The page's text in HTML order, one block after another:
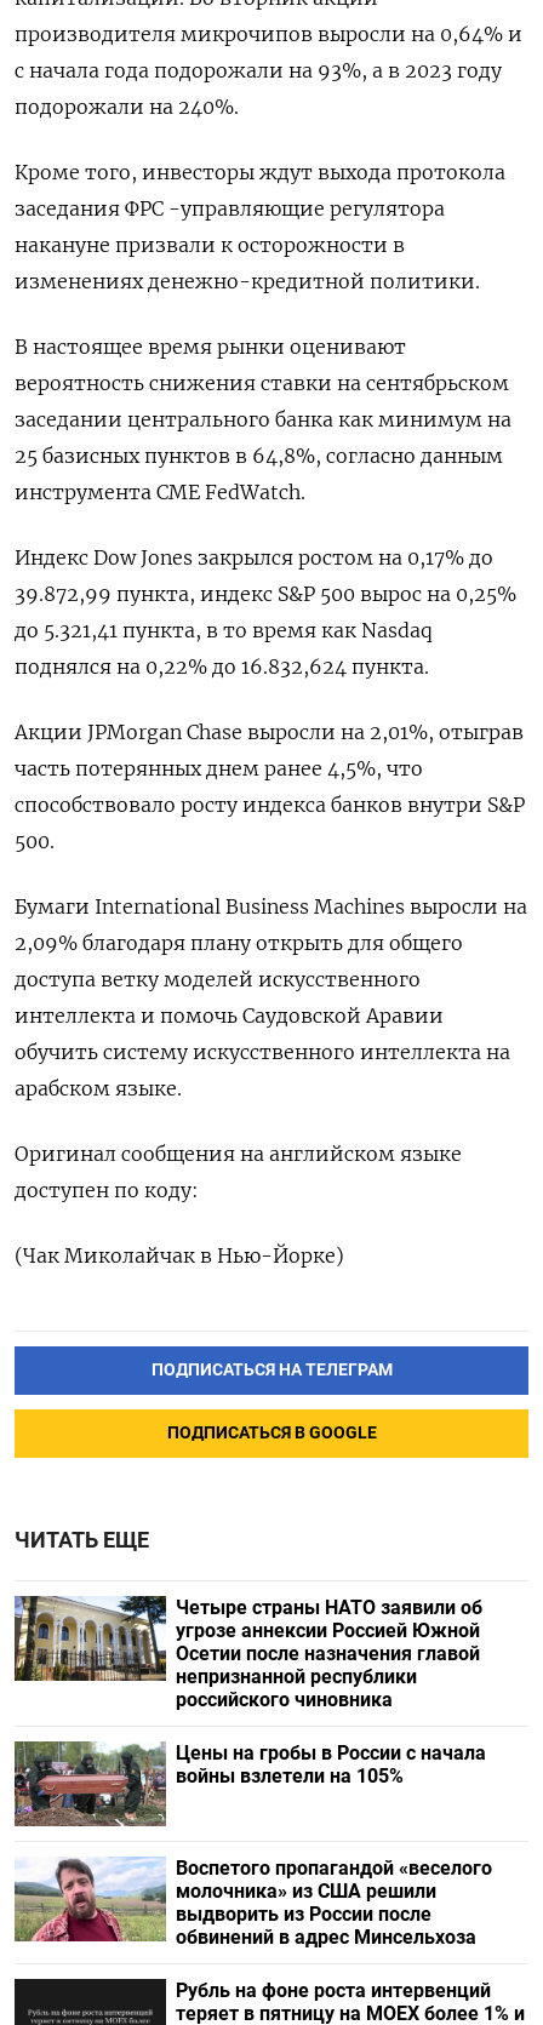
производителя микрочипов выросли на 0,64% и
с начала года подорожали на 93%, а в 2023 году
подорожали на 240%.
Кроме того, инвесторы ждут выхода протокола
заседания ФРС -управляющие регулятора
накануне призвали к осторожности в
изменениях денежно-кредитной политики.
В настоящее время рынки оценивают
вероятность снижения ставки на сентябрьском
заседании центрального банка как минимум на
25 базисных пунктов в 64,8%, согласно данным
инструмента CME FedWatch.
Индекс Dow Jones закрылся ростом на 0,17% до
39.872,99 пункта, индекс S&P 500 вырос на 0,25%
до 5.321,41 пункта​, в то время как ​Nasdaq
поднялся на 0,22% до 16.832,624 пункта​.
Акции JPMorgan Chase выросли на 2,01%, отыграв
часть потерянных днем ранее 4,5%, что
способствовало росту индекса банков внутри S&P
500.
Бумаги International Business Machines выросли на
2,09% благодаря плану открыть для общего
доступа ветку моделей искусственного
интеллекта и помочь Саудовской Аравии
обучить систему искусственного интеллекта на
арабском языке.
Оригинал сообщения на английском языке
доступен по коду:
(Чак Миколайчак в Нью-Йорке)
ПОДПИСАТЬСЯ НА ТЕЛЕГРАМ
ПОДПИСАТЬСЯ В GOOGLE
ЧИТАТЬ ЕЩЕ
Четыре страны НАТО заявили об
угрозе аннексии Россией Южной
Осетии после назначения главой
непризнанной республики
российского чиновника
Цены на гробы в России с начала
войны взлетели на 105%
Воспетого пропагандой «веселого
молочника» из США решили
выдворить из России после
обвинений в адрес Минсельхоза
Рубль на фоне роста интервенций
теряет в пятницу на МОЕХ более 1% и